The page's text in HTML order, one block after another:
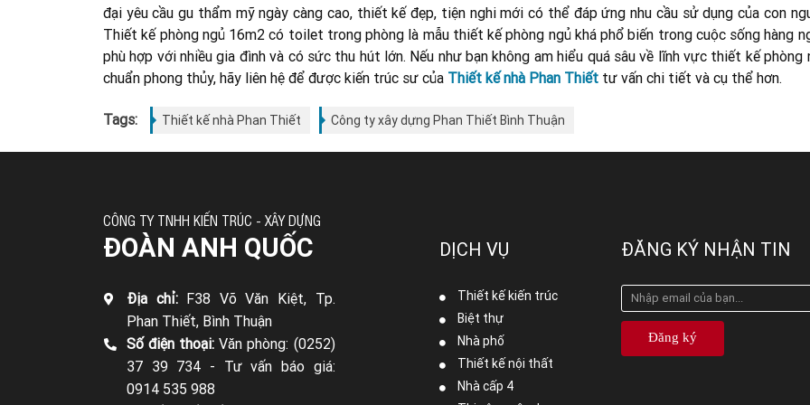
đại yêu cầu gu thẩm mỹ ngày càng cao, thiết kế đẹp, tiện nghi mới có thể đáp ứng nhu cầu sử dụng của con
Thiết kế phòng ngủ 16m2 có toilet trong phòng là mẫu thiết kế phòng ngủ khá phổ biến trong cuộc sống hàng
phù hợp với nhiều gia đình và có sức thu hút lớn. Nếu như bạn không am hiểu quá sâu về lĩnh vực thiết kế phòng
chuẩn phong thủy, hãy liên hệ để được kiến trúc sư của Thiết kế nhà Phan Thiết tư vấn chi tiết và cụ thể hơn.
Tags: Thiết kế nhà Phan Thiết Công ty xây dựng Phan Thiết Bình Thuận
CÔNG TY TNHH KIẾN TRÚC - XÂY DỰNG
ĐOÀN ANH QUỐC
Địa chỉ:F38 Võ Văn Kiệt, Tp.
Phan Thiết, Bình Thuận
Số điện thoại:Văn phòng: (0252)
37 39 734 - Tư vấn báo giá:
0914 535 988
DỊCH VỤ
Thiết kế kiến trúc
Biệt thự
Nhà phố
Thiết kế nội thất
Nhà cấp 4
ĐĂNG KÝ NHẬN TIN
Đăng ký